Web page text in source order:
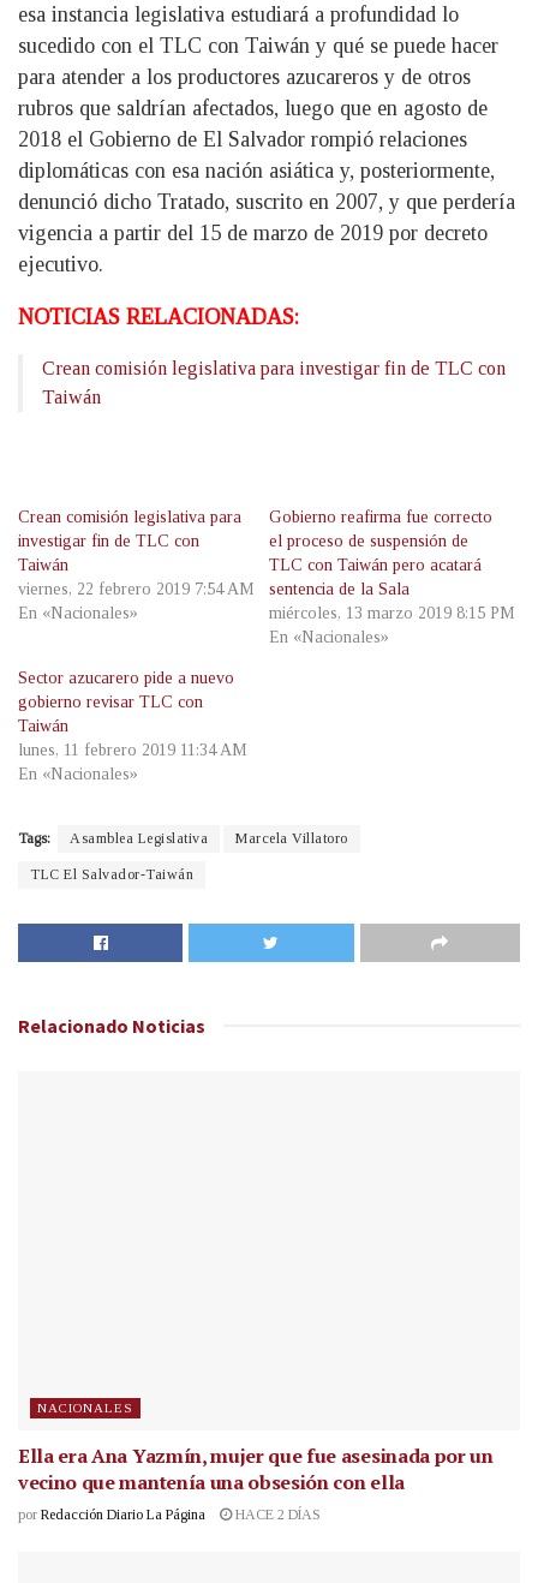
esa instancia legislativa estudiará a profundidad lo
sucedido con el TLC con Taiwán y qué se puede hacer
para atender a los productores azucareros y de otros
rubros que saldrían afectados, luego que en agosto de
2018 el Gobierno de El Salvador rompió relaciones
diplomáticas con esa nación asiática y, posteriormente,
denunció dicho Tratado, suscrito en 2007, y que perdería
vigencia a partir del 15 de marzo de 2019 por decreto
ejecutivo.
NOTICIAS RELACIONADAS:
Crean comisión legislativa para investigar fin de TLC con
Taiwán
Crean comisión legislativa para
investigar fin de TLC con
Taiwán
viernes, 22 febrero 2019 7:54 AM
En «Nacionales»
Gobierno reafirma fue correcto
el proceso de suspensión de
TLC con Taiwán pero acatará
sentencia de la Sala
miércoles, 13 marzo 2019 8:15 PM
En «Nacionales»
Sector azucarero pide a nuevo
gobierno revisar TLC con
Taiwán
lunes, 11 febrero 2019 11:34 AM
En «Nacionales»
Tags: Asamblea Legislativa Marcela Villatoro
TLC El Salvador-Taiwán
Relacionado Noticias
NACIONALES
Ella era Ana Yazmín, mujer que fue asesinada por un
vecino que mantenía una obsesión con ella
por Redacción Diario La Página HACE 2 DÍAS